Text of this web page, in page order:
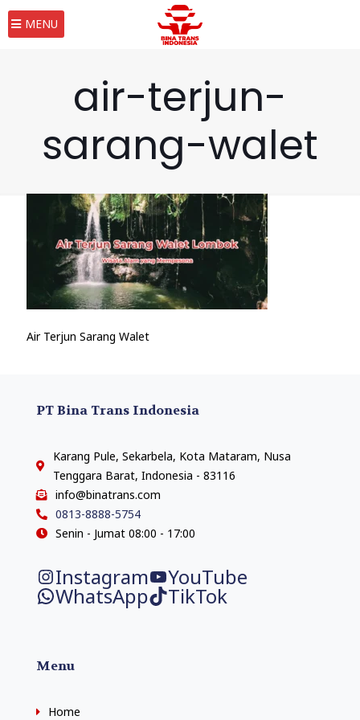
MENU
air-terjun-
sarang-walet
Air Terjun Sarang Walet
PT Bina Trans Indonesia
Karang Pule, Sekarbela, Kota Mataram, Nusa
Tenggara Barat, Indonesia - 83116
info@binatrans.com
0813-8888-5754
Senin - Jumat 08:00 - 17:00
Instagram YouTube
WhatsApp TikTok
Menu
Home